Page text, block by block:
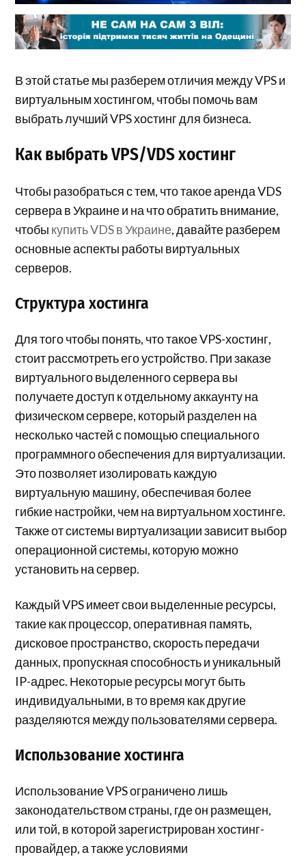
В этой статье мы разберем отличия между VPS и
виртуальным хостингом, чтобы помочь вам
выбрать лучший VPS хостинг для бизнеса.
Как выбрать VPS/VDS хостинг
Чтобы разобраться с тем, что такое аренда VDS
сервера в Украине и на что обратить внимание,
чтобы купить VDS в Украине, давайте разберем
основные аспекты работы виртуальных
серверов.
Структура хостинга
Для того чтобы понять, что такое VPS-хостинг,
стоит рассмотреть его устройство. При заказе
виртуального выделенного сервера вы
получаете доступ к отдельному аккаунту на
физическом сервере, который разделен на
несколько частей с помощью специального
программного обеспечения для виртуализации.
Это позволяет изолировать каждую
виртуальную машину, обеспечивая более
гибкие настройки, чем на виртуальном хостинге.
Также от системы виртуализации зависит выбор
операционной системы, которую можно
установить на сервер.
Каждый VPS имеет свои выделенные ресурсы,
такие как процессор, оперативная память,
дисковое пространство, скорость передачи
данных, пропускная способность и уникальный
IP-адрес. Некоторые ресурсы могут быть
индивидуальными, в то время как другие
разделяются между пользователями сервера.
Использование хостинга
Использование VPS ограничено лишь
законодательством страны, где он размещен,
или той, в которой зарегистрирован хостинг-
провайдер, а также условиями